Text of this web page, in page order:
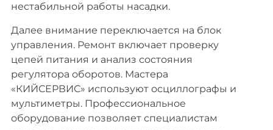
нестабильной работы насадки.
Далее внимание переключается на блок
управления. Ремонт включает проверку
цепей питания и анализ состояния
регулятора оборотов. Мастера
«КИЙСЕРВИС» используют осциллографы и
мультиметры. Профессиональное
оборудование позволяет специалистам